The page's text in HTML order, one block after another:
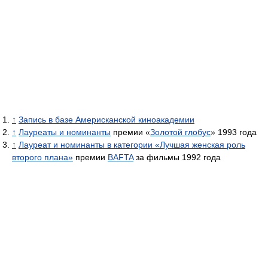
↑ Запись в базе Америсканской киноакадемии
↑ Лауреаты и номинанты премии «Золотой глобус» 1993 года
↑ Лауреат и номинанты в категории «Лучшая женская роль
второго плана» премии BAFTAза фильмы 1992 года